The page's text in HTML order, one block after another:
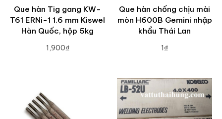
Que hàn Tig gang KW-
T61 ERNi-1 1.6 mm Kiswel
Hàn Quốc, hộp 5kg
1,900₫
Que hàn chống chịu mài
mòn H600B Gemini nhập
khẩu Thái Lan
1₫